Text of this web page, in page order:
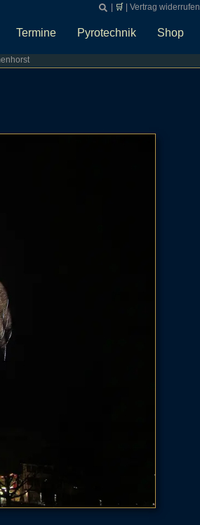
🛒 |Vertrag widerrufen
Termine Pyrotechnik Shop